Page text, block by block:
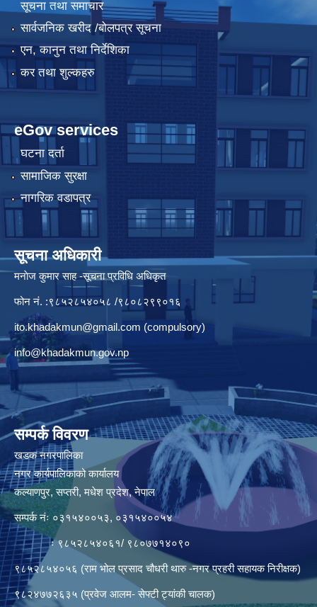
सूचना तथा समाचार
सार्वजनिक खरीद /बोलपत्र सूचना
एन, कानुन तथा निर्देशिका
कर तथा शुल्कहरु
eGov services
घटना दर्ता
सामाजिक सुरक्षा
नागरिक वडापत्र
सूचना अधिकारी
मनाेज कुमार साह -सूचना प्रविधि अधिकृत
फोन नं. :९८५२८५४०५८ /९८०८२९९०१६
ito.khadakmun@gmail.com (compulsory)
info@khadakmun.gov.np
सम्पर्क विवरण
खडक नगरपालिका
नगर कार्यपालिकाको कार्यालय
कल्याणपुर, सप्तरी, मधेश प्रदेश, नेपाल
सम्पर्क नंः ०३१५४००५३, ०३१५४००५४
ः ९८५२८५४०६१/ ९८०७७१४०९०
९८५२८५४०५६ (राम भोल प्रसाद चौधरी थारु -नगर प्रहरी सहायक निरीक्षक)
९८२४७७२६३५ (प्रवेज आलम- सेफ्टी ट्यांकी चालक)